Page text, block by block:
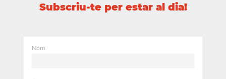
Subscriu-te per estar al dia!
Nom